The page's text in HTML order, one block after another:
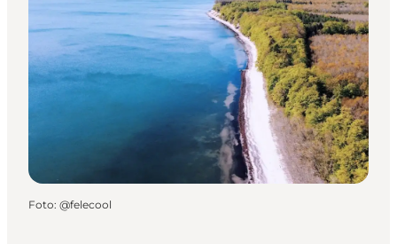
Familienurlaub
Kultur
Gastronomie
Urlaubsplaner
Foto: @felecool